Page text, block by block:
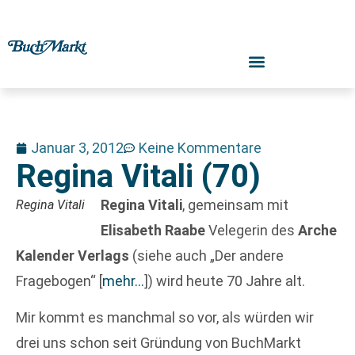
Januar 3, 2012 Keine Kommentare
Regina Vitali (70)
Regina Vitali Regina Vitali, gemeinsam mit
Elisabeth RaabeVelegerin des Arche
Kalender Verlags (siehe auch „Der andere
Fragebogen“ [mehr…]) wird heute 70 Jahre alt.
Mir kommt es manchmal so vor, als würden wir
drei uns schon seit Gründung von BuchMarkt